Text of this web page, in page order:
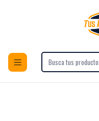
Wb 60 Cepillo